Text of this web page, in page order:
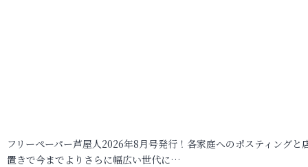
フリーペーパー芦屋人2026年8月号発行！各家庭へのポスティングと
置きで今までよりさらに幅広い世代に…